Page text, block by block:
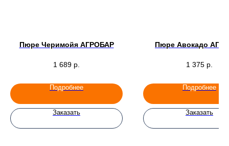
Пюре Черимойя АГРОБАР
1 689 р.
Подробнее
Заказать
Пюре Авокадо
1 375 р.
Подробнее
Заказать